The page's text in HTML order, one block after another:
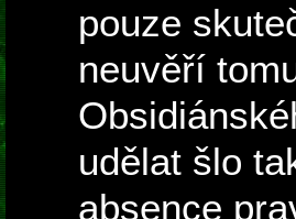
pouze
neuvěří
udělat šlo
absence